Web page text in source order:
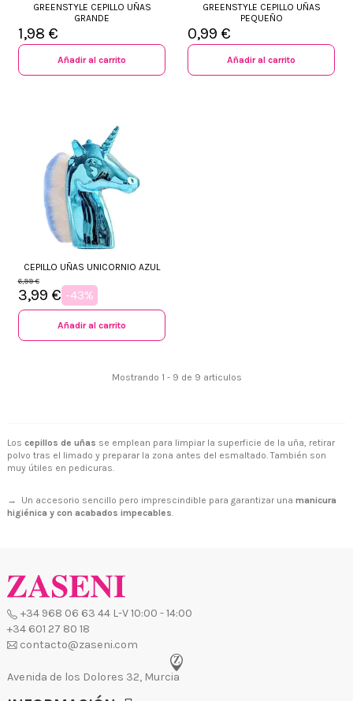
GREENSTYLE CEPILLO UÑAS
GRANDE
1,98 €
Añadir al carrito
GREENSTYLE CEPILLO UÑAS
PEQUEÑO
0,99 €
Añadir al carrito
CEPILLO UÑAS UNICORNIO AZUL
6,99 €
3,99 € -43%
Añadir al carrito
Mostrando 1 - 9 de 9 articulos
Los cepillos de uñas se emplean para limpiar la superficie de la uña, retirar
polvo tras el limado y preparar la zona antes del esmaltado. También son
muy útiles en pedicuras.
→ Un accesorio sencillo pero imprescindible para garantizar una manicura
higiénica y con acabados impecables.
+34 968 06 63 44